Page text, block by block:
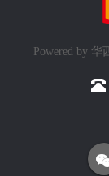
Powered by 华